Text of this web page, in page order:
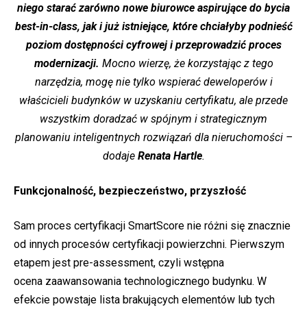
niego starać zarówno nowe biurowce aspirujące do bycia
best-in-class, jak i już istniejące, które chciałyby podnieść
poziom dostępności cyfrowej i przeprowadzić proces
modernizacji. Mocno wierzę, że korzystając z tego
narzędzia, mogę nie tylko wspierać deweloperów i
właścicieli budynków w uzyskaniu certyfikatu, ale przede
wszystkim doradzać w spójnym i strategicznym
planowaniu inteligentnych rozwiązań dla nieruchomości –
dodaje Renata Hartle.
Funkcjonalność, bezpieczeństwo, przyszłość
Sam proces certyfikacji SmartScore nie różni się znacznie
od innych procesów certyfikacji powierzchni. Pierwszym
etapem jest pre-assessment, czyli wstępna
ocena zaawansowania technologicznego budynku. W
efekcie powstaje lista brakujących elementów lub tych